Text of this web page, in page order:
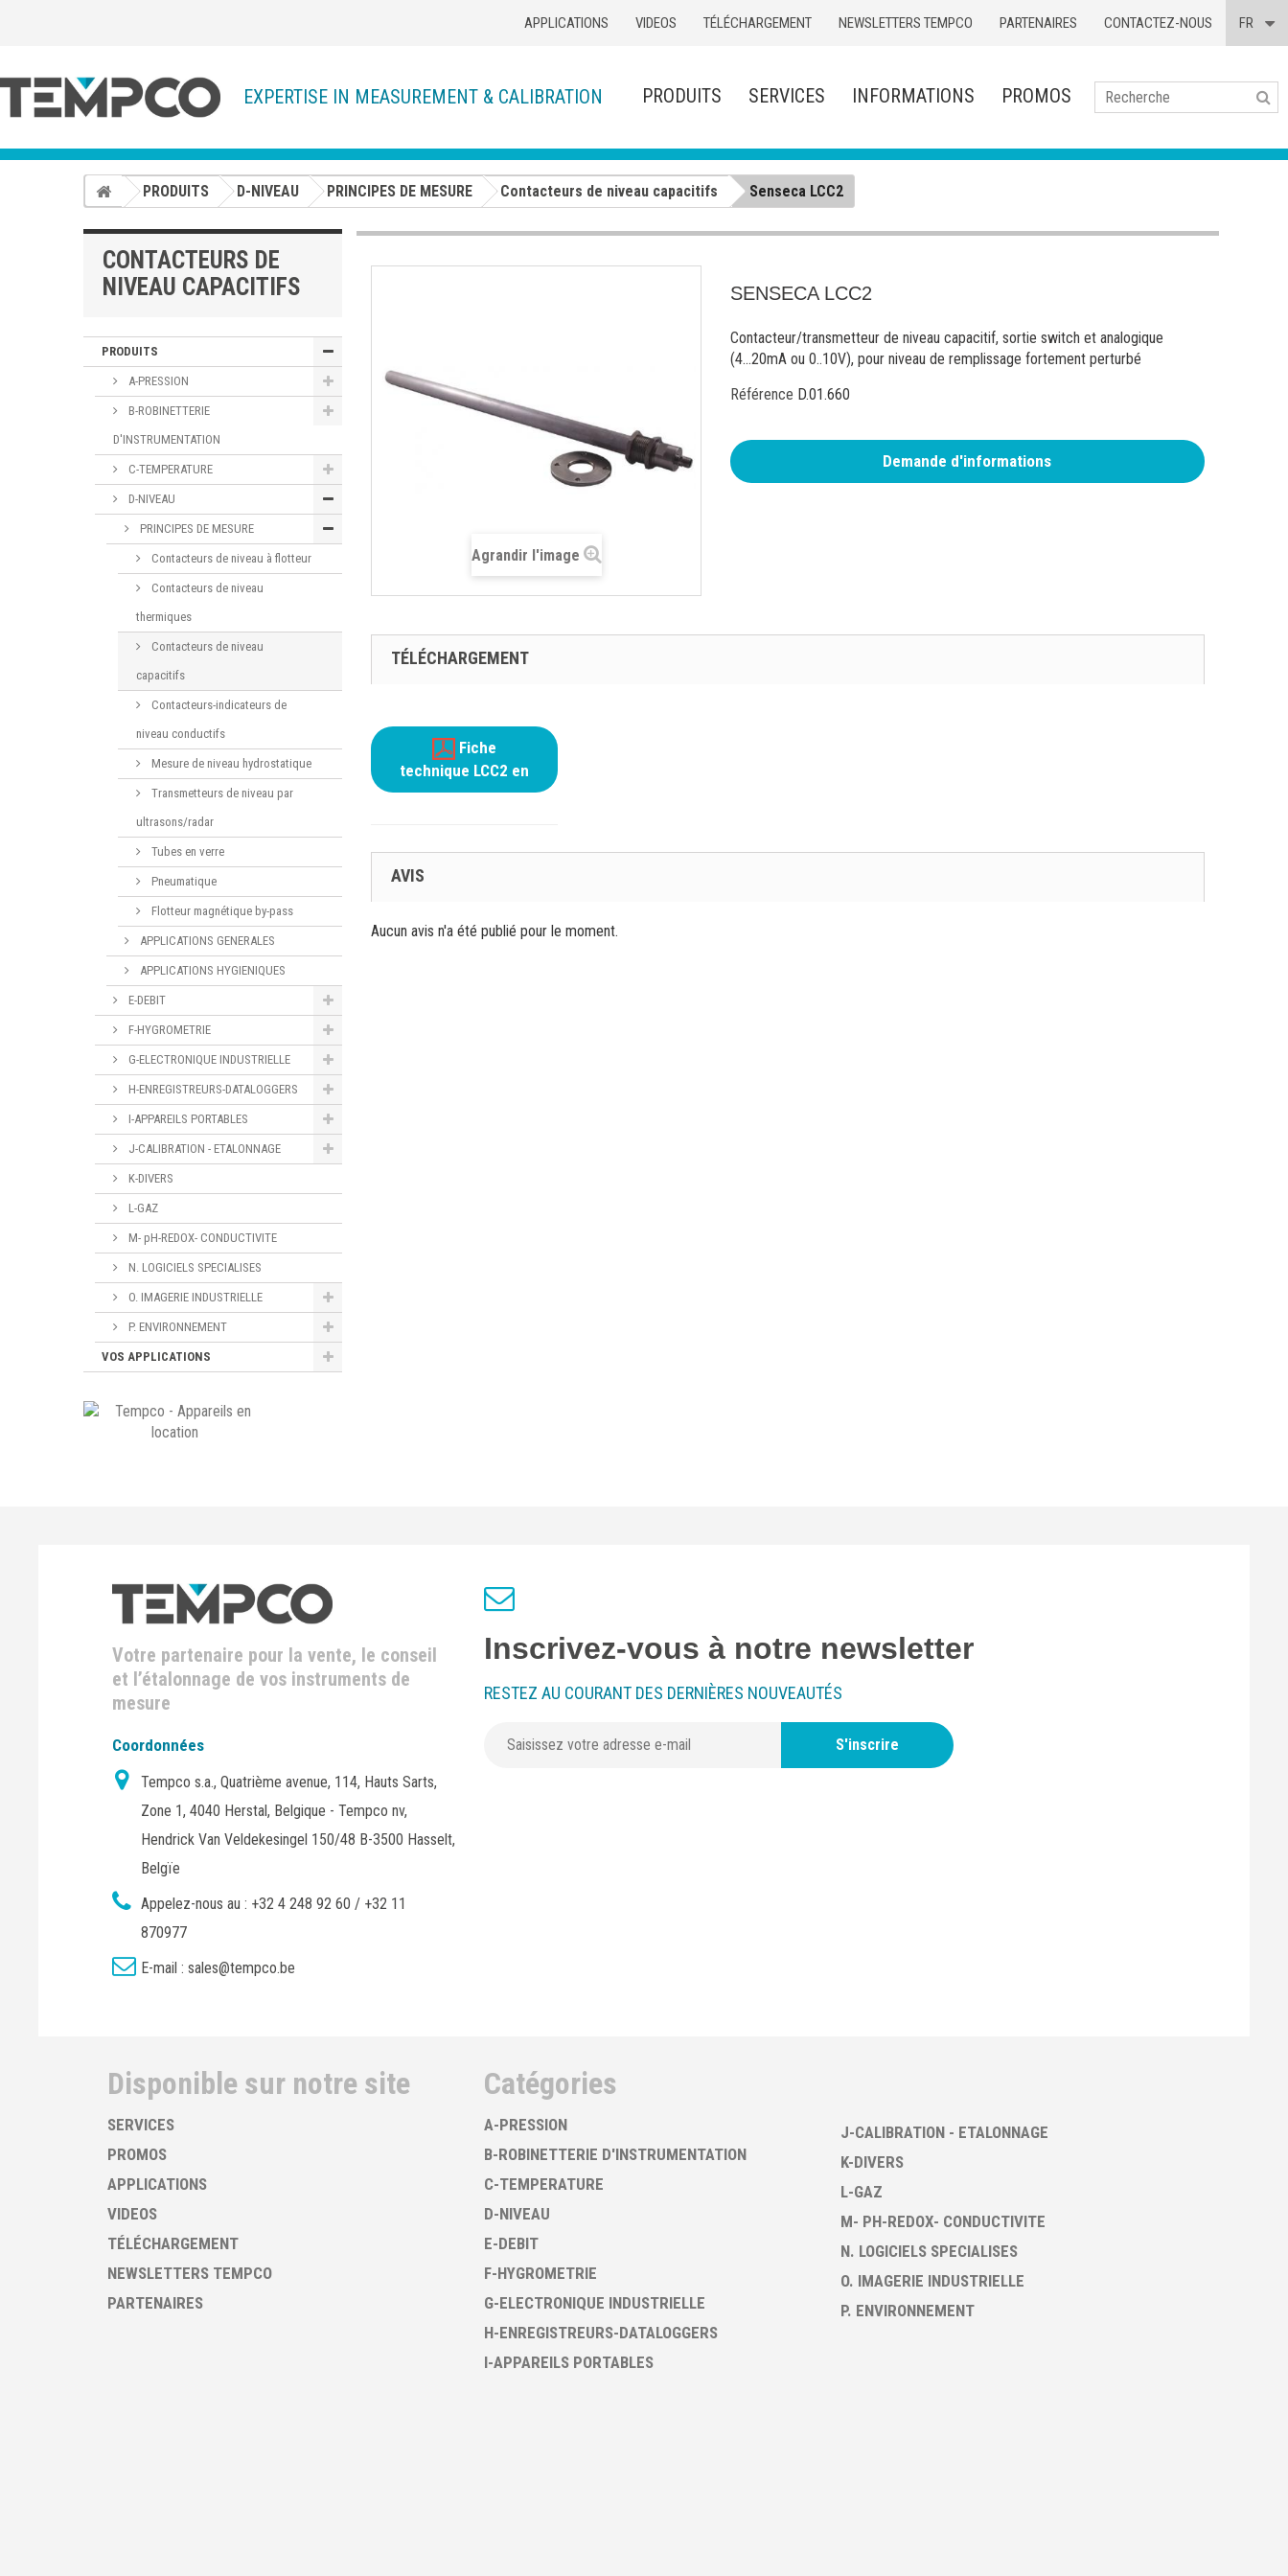
APPLICATIONS VIDEOS TÉLÉCHARGEMENT NEWSLETTERS TEMPCO PARTENAIRES FR
CONTACTEZ-NOUS
EXPERTISE IN MEASUREMENT & CALIBRATION PRODUITS SERVICES INFORMATIONS PROMOS
PRODUITS D-NIVEAU PRINCIPES DE MESURE Contacteurs de niveau capacitifs Senseca LCC2
CONTACTEURS DE
NIVEAU CAPACITIFS
PRODUITS
A-PRESSION
B-ROBINETTERIE
D'INSTRUMENTATION
C-TEMPERATURE
D-NIVEAU
PRINCIPES DE MESURE
Contacteurs de niveau à flotteur
Contacteurs de niveau
thermiques
Contacteurs de niveau
capacitifs
Contacteurs-indicateurs de
niveau conductifs
Mesure de niveau hydrostatique
Transmetteurs de niveau par
ultrasons/radar
Tubes en verre
Pneumatique
Flotteur magnétique by-pass
APPLICATIONS GENERALES
APPLICATIONS HYGIENIQUES
E-DEBIT
F-HYGROMETRIE
G-ELECTRONIQUE INDUSTRIELLE
H-ENREGISTREURS-DATALOGGERS
I-APPAREILS PORTABLES
J-CALIBRATION - ETALONNAGE
K-DIVERS
L-GAZ
M- pH-REDOX- CONDUCTIVITE
N. LOGICIELS SPECIALISES
O. IMAGERIE INDUSTRIELLE
P. ENVIRONNEMENT
VOS APPLICATIONS
Agrandir l'image
SENSECA LCC2
Contacteur/transmetteur de niveau capacitif, sortie switch et analogique
(4...20mA ou 0..10V), pour niveau de remplissage fortement perturbé
Référence D.01.660
Demande d'informations
TÉLÉCHARGEMENT
Fiche
technique LCC2 en
AVIS
Aucun avis n'a été publié pour le moment.
Inscrivez-vous à notre newsletter
RESTEZ AU COURANT DES DERNIÈRES NOUVEAUTÉS
S'inscrire
Catégories
A-PRESSION
B-ROBINETTERIE D'INSTRUMENTATION
C-TEMPERATURE
D-NIVEAU
E-DEBIT
F-HYGROMETRIE
G-ELECTRONIQUE INDUSTRIELLE
H-ENREGISTREURS-DATALOGGERS
I-APPAREILS PORTABLES
J-CALIBRATION - ETALONNAGE
K-DIVERS
L-GAZ
M- PH-REDOX- CONDUCTIVITE
N. LOGICIELS SPECIALISES
O. IMAGERIE INDUSTRIELLE
P. ENVIRONNEMENT
Votre partenaire pour la vente, le conseil
et l’étalonnage de vos instruments de
mesure
Coordonnées
Tempco s.a., Quatrième avenue, 114, Hauts Sarts,
Zone 1, 4040 Herstal, Belgique - Tempco nv,
Hendrick Van Veldekesingel 150/48 B-3500 Hasselt,
Belgïe
Appelez-nous au : +32 4 248 92 60 / +32 11
870977
E-mail : sales@tempco.be
Disponible sur notre site
SERVICES
PROMOS
APPLICATIONS
VIDEOS
TÉLÉCHARGEMENT
NEWSLETTERS TEMPCO
PARTENAIRES